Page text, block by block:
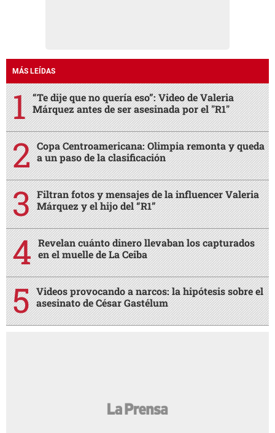
MÁS LEÍDAS
“Te dije que no quería eso”: Video de Valeria
Márquez antes de ser asesinada por el "R1"
Copa Centroamericana: Olimpia remonta y queda
a un paso de la clasificación
Filtran fotos y mensajes de la influencer Valeria
Márquez y el hijo del “R1”
Revelan cuánto dinero llevaban los capturados
en el muelle de La Ceiba
Videos provocando a narcos: la hipótesis sobre el
asesinato de César Gastélum